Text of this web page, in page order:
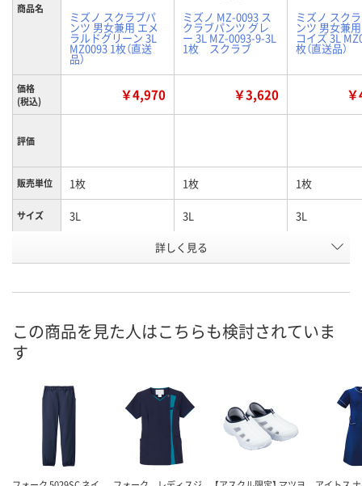
商品名
ミズノ スクラブパ
ンツ 男女兼用 エメ
ラルドグリーン 3L
MZ0093 1枚（直送
品）
ミズノ MZ-0093 ス
クラブパンツ グレ
ー 3L MZ-0093-9-3L
1枚 スクラブ
ミズノ スク
ンツ 男女兼
コイズ 3L
枚（直送品）
価格
(税込)
￥4,970 ￥3,620
評価
販売単位 1枚 1枚 1枚
サイズ 3L 3L 3L
エメラルドグリーン グレー ターコイズ
号
お届け日
数量
カゴへ
数量
カゴへ カ
詳しく見る
この商品を見た人はこちらも検討されていま
す